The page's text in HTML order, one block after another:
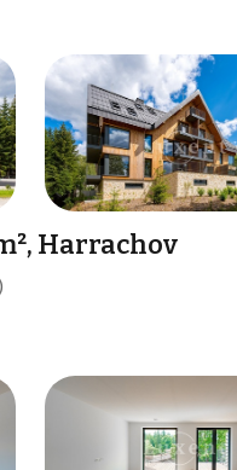
Harrachov